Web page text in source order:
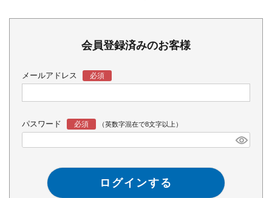
会員登録済みのお客様
メールアドレス
パスワード
ログインする